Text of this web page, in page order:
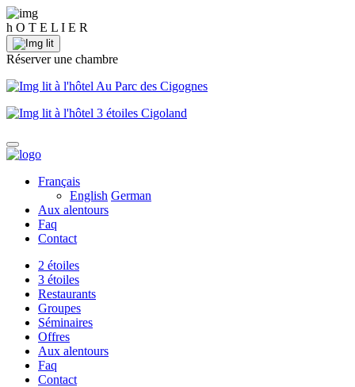
h O T E L I E R
Réserver une chambre
à l'hôtel Au Parc des Cigognes
à l'hôtel 3 étoiles Cigoland
Français
English German
Aux alentours
Faq
Contact
2 étoiles
3 étoiles
Restaurants
Groupes
Séminaires
Offres
Aux alentours
Faq
Contact